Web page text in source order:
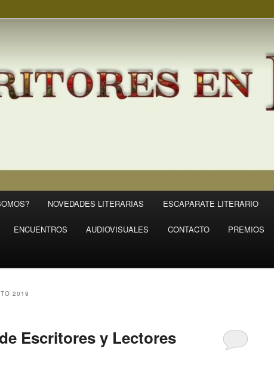
NOVEDADES LITERARIAS ESCAPARATE LITERARIO
ENCUENTROS AUDIOVISUALES CONTACTO PREMIOS
2019
Escritores y Lectores